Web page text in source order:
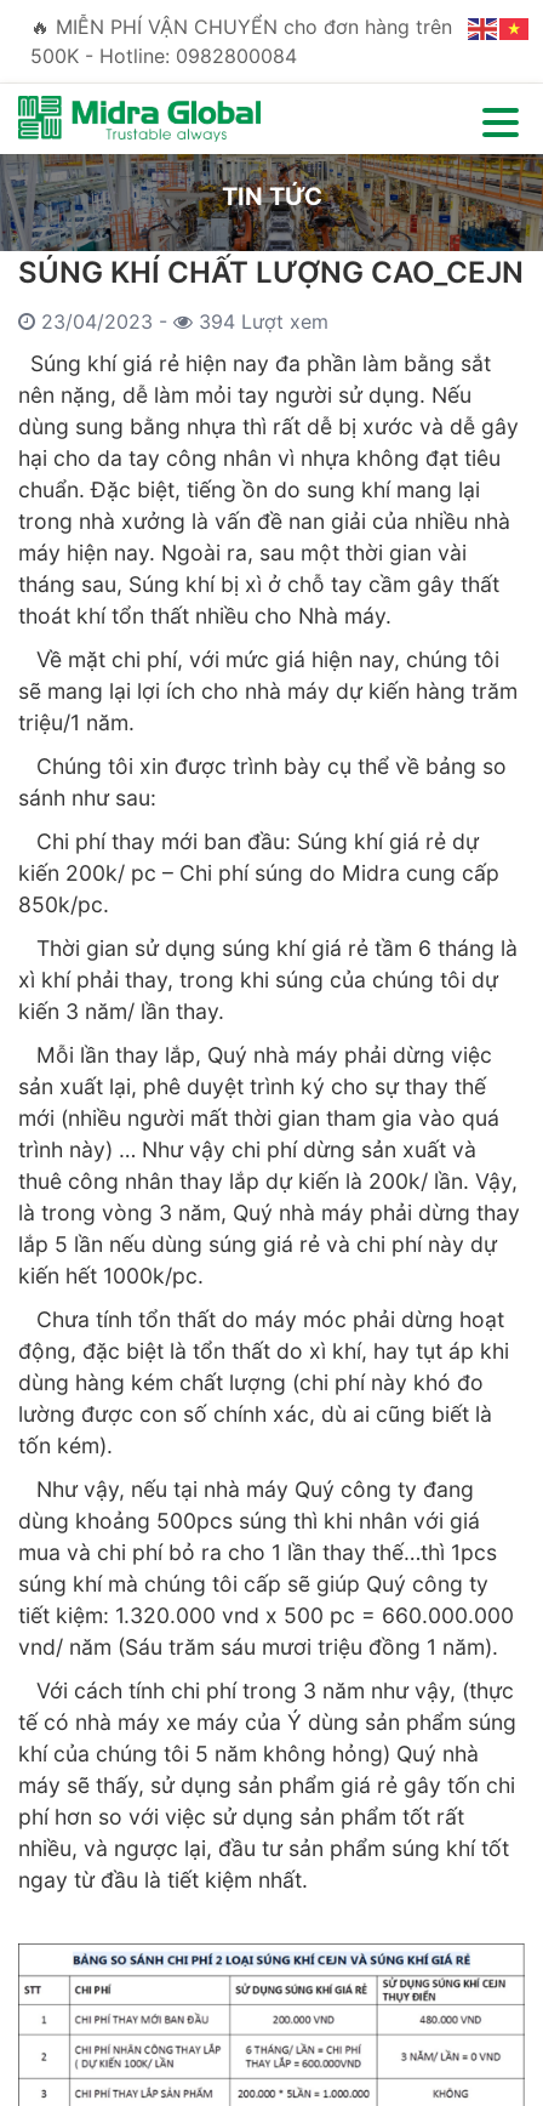
🔥 MIỄN PHÍ VẬN CHUYỂN cho đơn hàng trên
500K - Hotline: 0982800084
TIN TỨC
SÚNG KHÍ CHẤT LƯỢNG CAO_CEJN
23/04/2023 - 394 Lượt xem
Súng khí giá rẻ hiện nay đa phần làm bằng sắt
nên nặng, dễ làm mỏi tay người sử dụng. Nếu
dùng sung bằng nhựa thì rất dễ bị xước và dễ gây
hại cho da tay công nhân vì nhựa không đạt tiêu
chuẩn. Đặc biệt, tiếng ồn do sung khí mang lại
trong nhà xưởng là vấn đề nan giải của nhiều nhà
máy hiện nay. Ngoài ra, sau một thời gian vài
tháng sau, Súng khí bị xì ở chỗ tay cầm gây thất
thoát khí tổn thất nhiều cho Nhà máy.
Về mặt chi phí, với mức giá hiện nay, chúng tôi
sẽ mang lại lợi ích cho nhà máy dự kiến hàng trăm
triệu/1 năm.
Chúng tôi xin được trình bày cụ thể về bảng so
sánh như sau:
Chi phí thay mới ban đầu: Súng khí giá rẻ dự
kiến 200k/ pc – Chi phí súng do Midra cung cấp
850k/pc.
Thời gian sử dụng súng khí giá rẻ tầm 6 tháng là
xì khí phải thay, trong khi súng của chúng tôi dự
kiến 3 năm/ lần thay.
Mỗi lần thay lắp, Quý nhà máy phải dừng việc
sản xuất lại, phê duyệt trình ký cho sự thay thế
mới (nhiều người mất thời gian tham gia vào quá
trình này) … Như vậy chi phí dừng sản xuất và
thuê công nhân thay lắp dự kiến là 200k/ lần. Vậy,
là trong vòng 3 năm, Quý nhà máy phải dừng thay
lắp 5 lần nếu dùng súng giá rẻ và chi phí này dự
kiến hết 1000k/pc.
Chưa tính tổn thất do máy móc phải dừng hoạt
động, đặc biệt là tổn thất do xì khí, hay tụt áp khi
dùng hàng kém chất lượng (chi phí này khó đo
lường được con số chính xác, dù ai cũng biết là
tốn kém).
Như vậy, nếu tại nhà máy Quý công ty đang
dùng khoảng 500pcs súng thì khi nhân với giá
mua và chi phí bỏ ra cho 1 lần thay thế…thì 1pcs
súng khí mà chúng tôi cấp sẽ giúp Quý công ty
tiết kiệm: 1.320.000 vnd x 500 pc = 660.000.000
vnd/ năm (Sáu trăm sáu mươi triệu đồng 1 năm).
Với cách tính chi phí trong 3 năm như vậy, (thực
tế có nhà máy xe máy của Ý dùng sản phẩm súng
khí của chúng tôi 5 năm không hỏng) Quý nhà
máy sẽ thấy, sử dụng sản phẩm giá rẻ gây tốn chi
phí hơn so với việc sử dụng sản phẩm tốt rất
nhiều, và ngược lại, đầu tư sản phẩm súng khí tốt
ngay từ đầu là tiết kiệm nhất.